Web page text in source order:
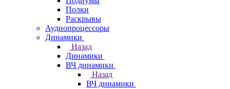
Полки
Раскрывы
Аудиопроцессоры
Динамики
Назад
Динамики
ВЧ динамики
Назад
ВЧ динамики